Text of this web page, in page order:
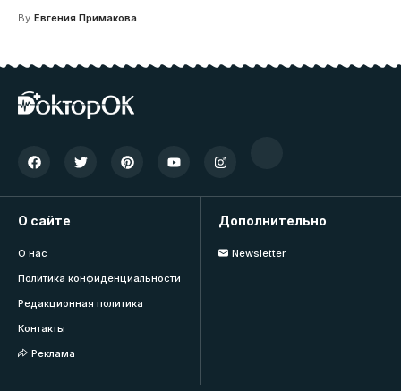
By Евгения Примакова
О сайте
О нас
Политика конфиденциальности
Редакционная политика
Контакты
Реклама
Дополнительно
Newsletter